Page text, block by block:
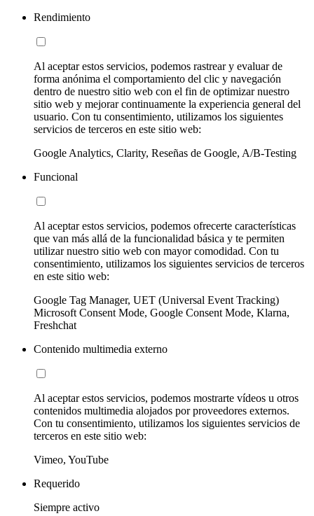
Rendimiento
Al aceptar estos servicios, podemos rastrear y evaluar de
forma anónima el comportamiento del clic y navegación
dentro de nuestro sitio web con el fin de optimizar nuestro
sitio web y mejorar continuamente la experiencia general del
usuario. Con tu consentimiento, utilizamos los siguientes
servicios de terceros en este sitio web:
Google Analytics, Clarity, Reseñas de Google, A/B-Testing
Funcional
Al aceptar estos servicios, podemos ofrecerte características
que van más allá de la funcionalidad básica y te permiten
utilizar nuestro sitio web con mayor comodidad. Con tu
consentimiento, utilizamos los siguientes servicios de terceros
en este sitio web:
Google Tag Manager, UET (Universal Event Tracking)
Microsoft Consent Mode, Google Consent Mode, Klarna,
Freshchat
Contenido multimedia externo
Al aceptar estos servicios, podemos mostrarte vídeos u otros
contenidos multimedia alojados por proveedores externos.
Con tu consentimiento, utilizamos los siguientes servicios de
terceros en este sitio web:
Vimeo, YouTube
Requerido
Siempre activo